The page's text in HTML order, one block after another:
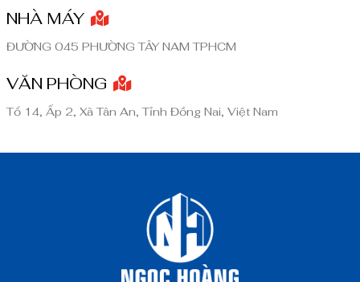
NHÀ MÁY
ĐƯỜNG 045 PHƯỜNG TÂY NAM TPHCM
VĂN PHÒNG
Tổ 14, Ấp 2, Xã Tân An, Tỉnh Đồng Nai, Việt Nam